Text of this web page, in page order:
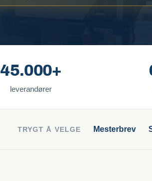
45.000+
leverandører
TRYGT Å VELGE Mesterbrev